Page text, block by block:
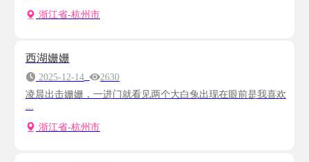
浙江省-杭州市
西湖姗姗
2025-12-14
2630
凌晨出击姗姗，一进门就看见两个大白兔出现在眼前是我喜欢
浙江省-杭州市